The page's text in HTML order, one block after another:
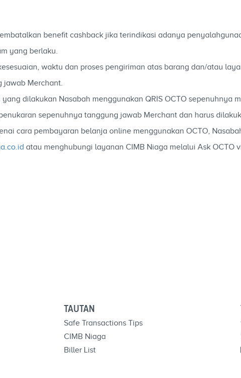
benefit cashback jika terindikasi adanya
yang berlaku.
waktu dan proses pengiriman atas barang dan/atau
jawab Merchant.
dilakukan Nasabah menggunakan QRIS OCTO sepenuhnya
sepenuhnya tanggung jawab Merchant dan harus
cara pembayaran belanja online menggunakan OCTO,
atau menghubungi layanan CIMB Niaga melalui Ask OCTO
TAUTAN
Safe Transactions Tips
CIMB Niaga
Biller List